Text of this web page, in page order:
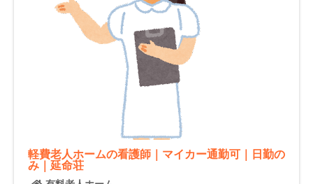
軽費老人ホームの看護師｜マイカー通勤可｜日勤の
み｜延命荘